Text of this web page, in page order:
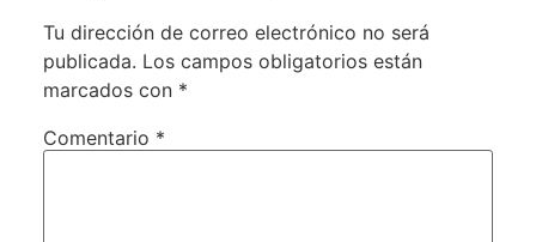
Tu dirección de correo electrónico no será
publicada. Los campos obligatorios están
marcados con *
Comentario *